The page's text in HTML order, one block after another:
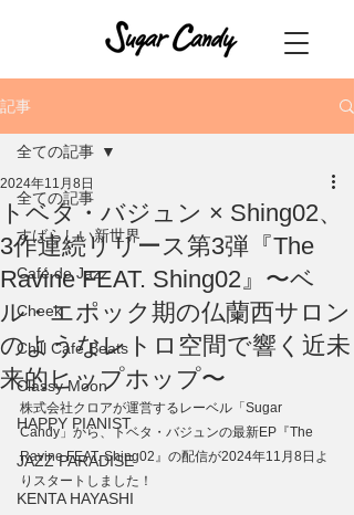
記事
全ての記事
すばらしい新世界
Café de Jazz
Cheek
Chill Cafe Beats
Classy Moon
HAPPY PIANIST
JAZZ PARADISE
KENTA HAYASHI
全ての記事
トベタ・バジュン × Shing02、
3作連続リリース第3弾『The
Ravine FEAT. Shing02』〜ベ
ル・エポック期の仏蘭西サロン
のようなレトロ空間で響く近未
来的ヒップホップ〜
2024年11月8日
株式会社クロアが運営するレーベル「Sugar
Candy」から、トベタ・バジュンの最新EP『The
Ravine FEAT. Shing02』の配信が2024年11月8日よ
りスタートしました！